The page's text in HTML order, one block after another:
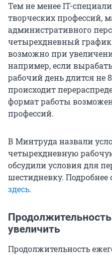
Тем не менее IT-
творческих профессий,
административного
четырехдневный
возможно при
например, если
рабочий день длится не8
происходит
формат работы
профессий.
В Минтруда назвали
четырехдневную
обсудили условия для
шестидневку.
здесь.
увеличить
Продолжительность